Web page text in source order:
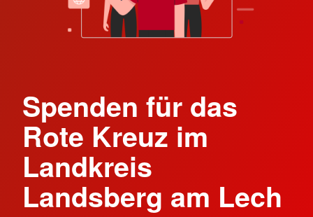
Spenden für das
Rote Kreuz im
Landkreis
Landsberg am Lech